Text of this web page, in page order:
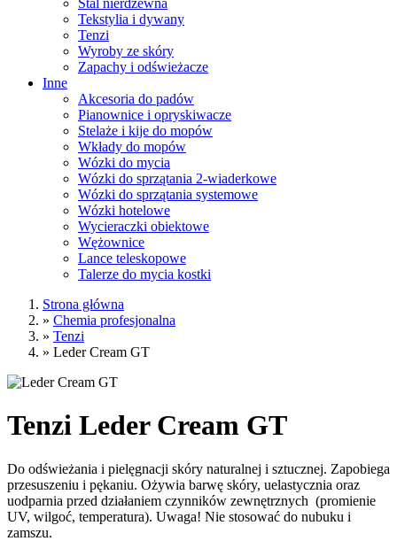
Stal nierdzewna
Tekstylia i dywany
Tenzi
Wyroby ze skóry
Zapachy i odświeżacze
Inne
Akcesoria do padów
Pianownice i opryskiwacze
Stelaże i kije do mopów
Wkłady do mopów
Wózki do mycia
Wózki do sprzątania 2-wiaderkowe
Wózki do sprzątania systemowe
Wózki hotelowe
Wycieraczki obiektowe
Wężownice
Lance teleskopowe
Talerze do mycia kostki
Strona główna
» Chemia profesjonalna
» Tenzi
» Leder Cream GT
Tenzi Leder Cream GT
Do odświeżania i pielęgnacji skóry naturalnej i sztucznej. Zapobiega
przesuszeniu i pękaniu. Ożywia barwę skóry, uelastycznia oraz
uodparnia przed działaniem czynników zewnętrznych (promienie
UV, wilgoć, temperatura). Uwaga! Nie stosować do nubuku i
zamszu.